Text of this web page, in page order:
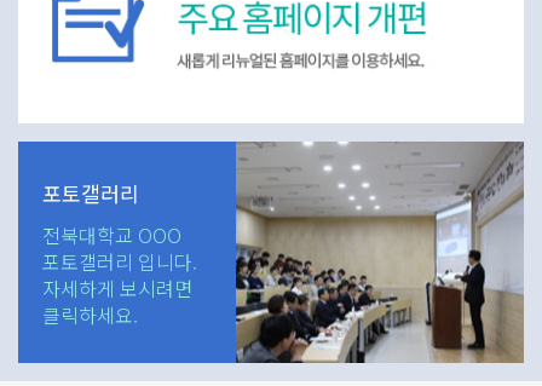
포토갤러리
전북대학교 OOO
포토갤러리 입니다.
자세하게 보시려면
클릭하세요.